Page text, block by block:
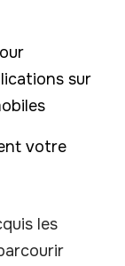
sur
votre
les